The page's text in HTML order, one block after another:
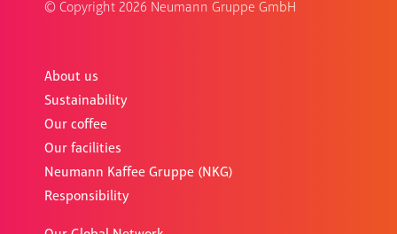
About us
Sustainability
Our coffee
Our facilities
Neumann Kaffee Gruppe (NKG)
Responsibility
© Copyright 2026 Neumann Gruppe GmbH